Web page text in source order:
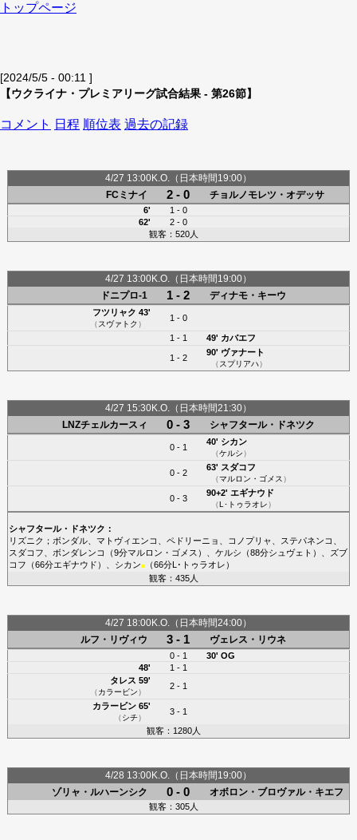
トップページ
[2024/5/5 - 00:11 ]
【ウクライナ・プレミアリーグ試合結果 - 第26節】
コメント 日程 順位表 過去の記録
4/27 13:00K.O.（日本時間19:00）
FCミナイ
2 - 0 チョルノモレツ・オデッサ
6'
1 - 0
62'
2 - 0
観客：520人
4/27 13:00K.O.（日本時間19:00）
ドニプロ-1
1 - 2 ディナモ・キーウ
フツリャク 43'
（スヴァトク ）
1 - 0
1 - 1 49' カバエフ
1 - 2
90' ヴァナート
（スプリアハ）
4/27 15:30K.O.（日本時間21:30）
LNZチェルカースィ
0 - 3 シャフタール・ドネツク
0 - 1
40' シカン
（ケルシ）
0 - 2
63' スダコフ
（マルロン・ゴメス ）
0 - 3
90+2' エギナウド
（L･トゥラオレ）
シャフタール・ドネツク ：
リズニク ； ボンダル、 マトヴィエンコ ペドリーニョ コノプリャ ステパネンコ
スダコフ
ボンダレンコ （9分マルロン・ゴメス ）、 ケルシ （88分シュヴェト ）、 ズブ
コフ （66分エギナウド ）、 シカン■（66分L･トゥラオレ ）
観客：435人
4/27 18:00K.O.（日本時間24:00）
ルフ・リヴィウ
3 - 1 ヴェレス・リウネ
0 - 1
30' OG
48'
1 - 1
タレス 59'
（カラービン）
2 - 1
カラービン65'
（シチ）
3 - 1
観客：1280人
4/28 13:00K.O.（日本時間19:00）
ゾリャ・ルハーンシク
0 - 0 オボロン・ブロヴァル・キエフ
観客：305人